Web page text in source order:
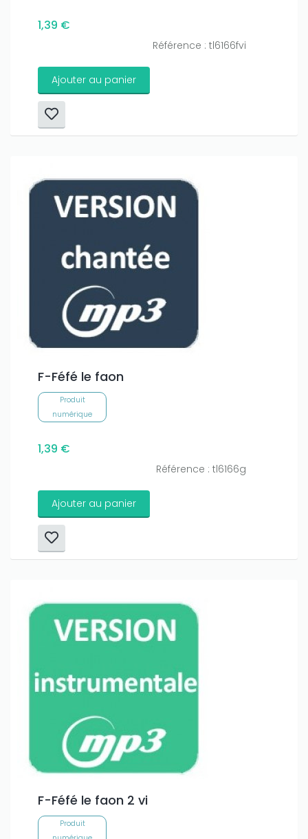
1,39 €
Référence : tl6166fvi
Ajouter au panier
F-Féfé le faon
Produit
numérique
1,39 €
Référence : tl6166g
Ajouter au panier
F-Féfé le faon 2 vi
Produit